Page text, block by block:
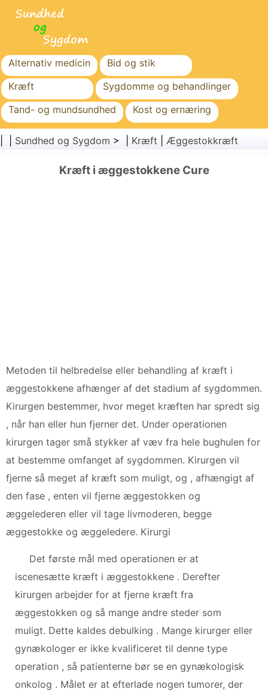
Alternativ medicin
Bid og stik
Kræft
Sygdomme og behandlinger
Tand- og mundsundhed
Kost og ernæring
Familiesundhed
Sundhedssektoren
Sundhed og Sygdom > | Kræft Æggestokkræft
Kræft i æggestokkene Cure
Metoden til helbredelse eller behandling af kræft i
æggestokkene afhænger af det stadium af sygdommen.
Kirurgen bestemmer, hvor meget kræften har spredt sig
, når han eller hun fjerner det. Under operationen
kirurgen tager små stykker af væv fra hele bughulen for
at bestemme omfanget af sygdommen. Kirurgen vil
fjerne så meget af kræft som muligt, og , afhængigt af
den fase , enten vil fjerne æggestokken og
æggelederen eller vil tage livmoderen, begge
æggestokke og æggeledere. Kirurgi
Det første mål med operationen er at
iscenesætte kræft i æggestokkene . Derefter
kirurgen arbejder for at fjerne kræft fra
æggestokken og så mange andre steder som
muligt. Dette kaldes debulking . Mange kirurger eller
gynækologer er ikke kvalificeret til denne type
operation , så patienterne bør se en gynækologisk
onkolog . Målet er at efterlade nogen tumorer, der